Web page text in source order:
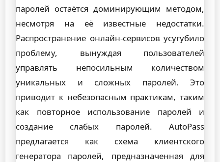
паролей остаётся доминирующим методом,
несмотря на её известные недостатки.
Распространение онлайн-сервисов усугубило
проблему, вынуждая пользователей
управлять непосильным количеством
уникальных и сложных паролей. Это
приводит к небезопасным практикам, таким
как повторное использование паролей и
создание слабых паролей. AutoPass
предлагается как схема клиентского
генератора паролей, предназначенная для